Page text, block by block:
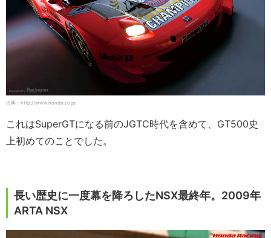
出典：http://www.honda.co.jp
これはSuperGTになる前のJGTC時代を含めて、GT500史
上初めてのことでした。
長い歴史に一度幕を降ろしたNSX最終年。2009年
ARTA NSX